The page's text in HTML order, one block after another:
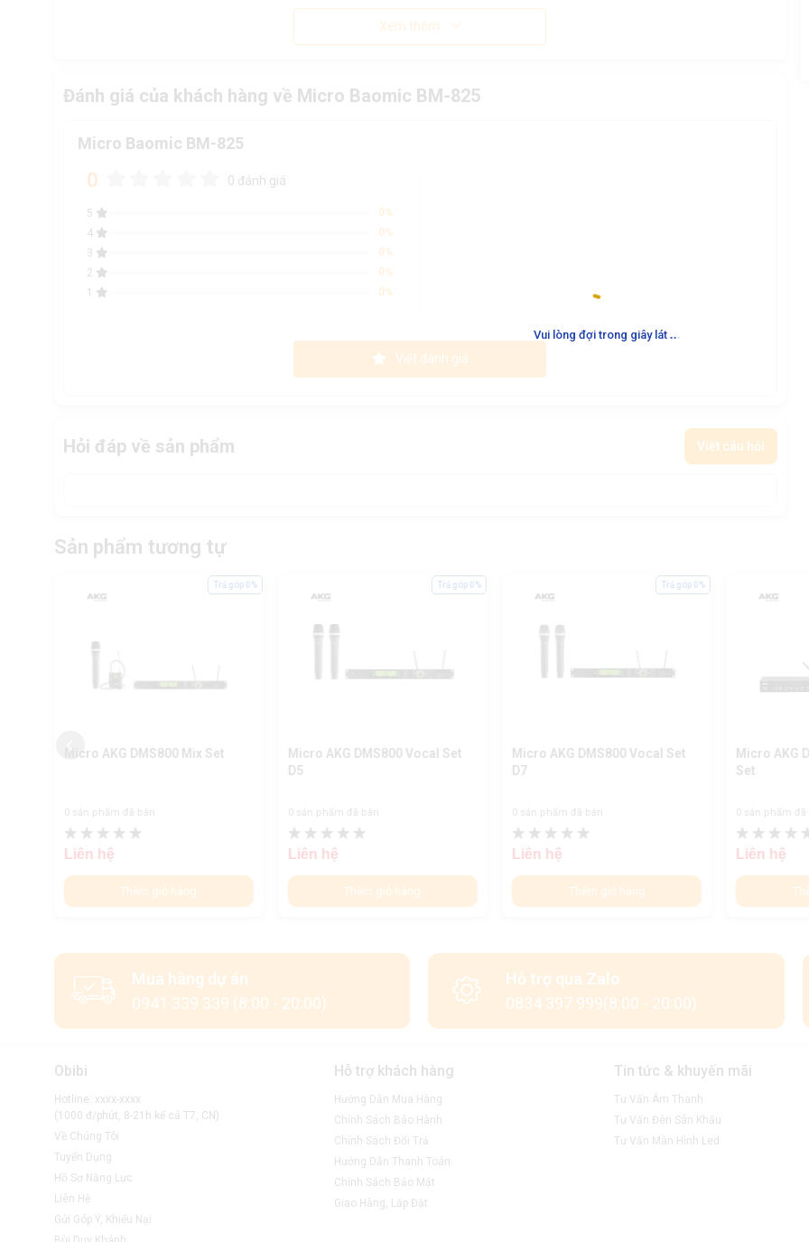
Vui lòng đợi trong giây lát ...
Xem thêm
Đánh giá của khách hàng về Micro Baomic BM-825
Micro Baomic BM-825
0 0 đánh giá
5
0%
4
0%
3
0%
2
0%
1
0%
Viết đánh giá
Hỏi đáp về sản phẩm Viết câu hỏi
Sản phẩm tương tự
Micro AKG DMS800 Mix Set
0 sản phẩm đã bán
Liên hệ
Thêm giỏ hàng
Trả góp 0%
Micro AKG DMS800 Vocal Set
D5
0 sản phẩm đã bán
Liên hệ
Thêm giỏ hàng
Trả góp 0%
Micro AKG DMS800 Vocal Set
D7
0 sản phẩm đã bán
Liên hệ
Thêm giỏ hàng
Trả góp 0%
Micro AKG
Set
0 sản phẩm đã
Liên hệ
Mua hàng dự án
0941 339 339 (8:00 - 20:00)
Hỗ trợ qua Zalo
0834 397 999(8:00 - 20:00)
Obibi
Hotline: xxxx-xxxx
(1000 đ/phút, 8-21h kể cả T7, CN)
Về Chúng Tôi
Tuyển Dụng
Hồ Sơ Năng Lực
Liên Hệ
Gửi Góp Ý, Khiếu Nại
Hỗ trợ khách hàng
Hướng Dẫn Mua Hàng
Chính Sách Bảo Hành
Chính Sách Đổi Trả
Hướng Dẫn Thanh Toán
Chính Sách Bảo Mật
Giao Hàng, Lắp Đặt
Tin tức & khuyến mãi
Tư Vấn Âm Thanh
Tư Vấn Đèn Sân Khấu
Tư Vấn Màn Hình Led